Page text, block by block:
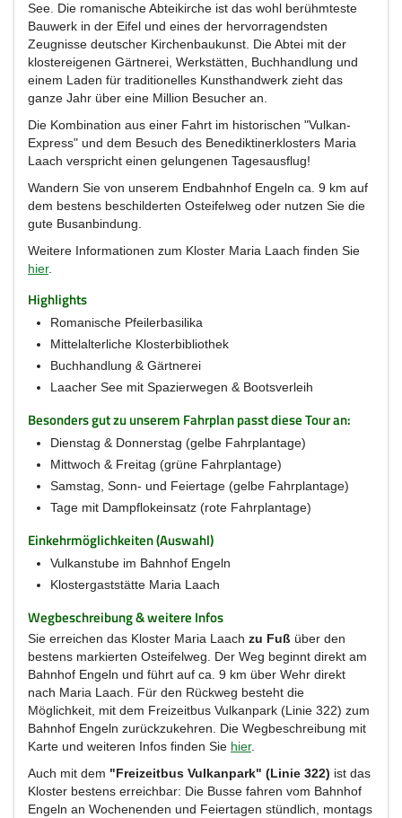
See. Die romanische Abteikirche ist das wohl berühmteste
Bauwerk in der Eifel und eines der hervorragendsten
Zeugnisse deutscher Kirchenbaukunst. Die Abtei mit der
klostereigenen Gärtnerei, Werkstätten, Buchhandlung und
einem Laden für traditionelles Kunsthandwerk zieht das
ganze Jahr über eine Million Besucher an.
Die Kombination aus einer Fahrt im historischen "Vulkan-
Express" und dem Besuch des Benediktinerklosters Maria
Laach verspricht einen gelungenen Tagesausflug!
Wandern Sie von unserem Endbahnhof Engeln ca. 9 km auf
dem bestens beschilderten Osteifelweg oder nutzen Sie die
gute Busanbindung.
Weitere Informationen zum Kloster Maria Laach finden Sie
hier.
Highlights
Romanische Pfeilerbasilika
Mittelalterliche Klosterbibliothek
Buchhandlung & Gärtnerei
Laacher See mit Spazierwegen & Bootsverleih
Besonders gut zu unserem Fahrplan passt diese Tour an:
Dienstag & Donnerstag (gelbe Fahrplantage)
Mittwoch & Freitag (grüne Fahrplantage)
Samstag, Sonn- und Feiertage (gelbe Fahrplantage)
Tage mit Dampflokeinsatz (rote Fahrplantage)
Einkehrmöglichkeiten (Auswahl)
Vulkanstube im Bahnhof Engeln
Klostergaststätte Maria Laach
Wegbeschreibung & weitere Infos
Sie erreichen das Kloster Maria Laach zu Fuß über den
bestens markierten Osteifelweg. Der Weg beginnt direkt am
Bahnhof Engeln und führt auf ca. 9 km über Wehr direkt
nach Maria Laach. Für den Rückweg besteht die
Möglichkeit, mit dem Freizeitbus Vulkanpark (Linie 322) zum
Bahnhof Engeln zurückzukehren. Die Wegbeschreibung mit
Karte und weiteren Infos finden Sie hier.
Auch mit dem "Freizeitbus Vulkanpark" (Linie 322) ist das
Kloster bestens erreichbar: Die Busse fahren vom Bahnhof
Engeln an Wochenenden und Feiertagen stündlich, montags